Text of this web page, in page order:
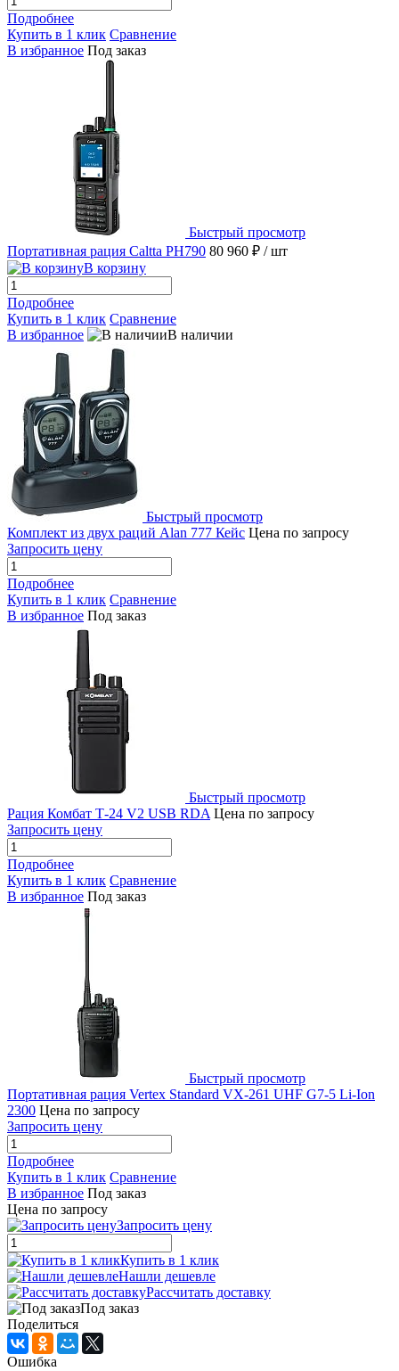
Подробнее
Купить в 1 клик Сравнение
В избранное Под заказ
Быстрый просмотр
Портативная рация Caltta PH790 80 960 ₽ / шт
В корзину
Подробнее
Купить в 1 клик Сравнение
В избранное
В наличии
Быстрый просмотр
Комплект из двух раций Alan 777 Кейс Цена по запросу
Запросить цену
Подробнее
Купить в 1 клик Сравнение
В избранное Под заказ
Быстрый просмотр
Рация Комбат Т-24 V2 USB RDA Цена по запросу
Запросить цену
Подробнее
Купить в 1 клик Сравнение
В избранное Под заказ
Быстрый просмотр
Портативная рация Vertex Standard VX-261 UHF G7-5 Li-Ion
2300 Цена по запросу
Запросить цену
Подробнее
Купить в 1 клик Сравнение
В избранное Под заказ
Цена по запросу
Запросить цену
Купить в 1 клик
Нашли дешевле
Рассчитать доставку
Под заказ
Поделиться
Ошибка